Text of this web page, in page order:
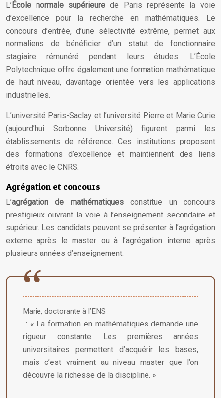
L’École normale supérieure de Paris représente la voie
d’excellence pour la recherche en mathématiques. Le
concours d’entrée, d’une sélectivité extrême, permet aux
normaliens de bénéficier d’un statut de fonctionnaire
stagiaire rémunéré pendant leurs études. L’École
Polytechnique offre également une formation mathématique
de haut niveau, davantage orientée vers les applications
industrielles.
L’université Paris-Saclay et l’université Pierre et Marie Curie
(aujourd’hui Sorbonne Université) figurent parmi les
établissements de référence. Ces institutions proposent
des formations d’excellence et maintiennent des liens
étroits avec le CNRS.
Agrégation et concours
L’agrégation de mathématiquesconstitue un concours
prestigieux ouvrant la voie à l’enseignement secondaire et
supérieur. Les candidats peuvent se présenter à l’agrégation
externe après le master ou à l’agrégation interne après
plusieurs années d’enseignement.
Marie, doctorante à l’ENS
: « La formation en mathématiques demande une
rigueur constante. Les premières années
universitaires permettent d’acquérir les bases,
mais c’est vraiment au niveau master que l’on
découvre la richesse de la discipline. »